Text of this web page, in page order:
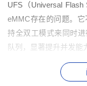
UFS （Universal Flash
eMMC存在的问题。它
持全双工模式来同时进
队列，显著提升并发能
标准最早是在
采用串行接口